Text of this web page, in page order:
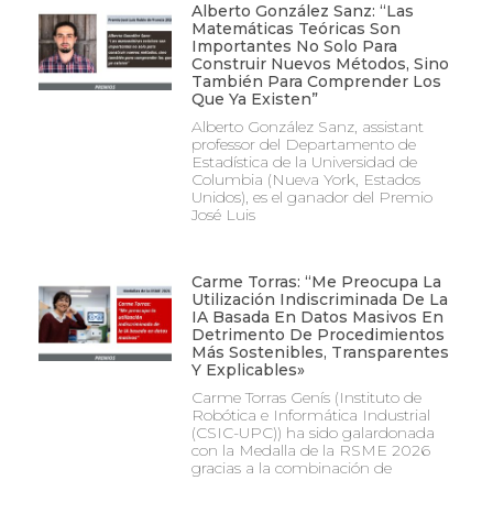
Alberto González Sanz: “Las
Matemáticas Teóricas Son
Importantes No Solo Para
Construir Nuevos Métodos, Sino
También Para Comprender Los
Que Ya Existen”
Alberto González Sanz, assistant
professor del Departamento de
Estadística de la Universidad de
Columbia (Nueva York, Estados
Unidos), es el ganador del Premio
José Luis
Carme Torras: “Me Preocupa La
Utilización Indiscriminada De La
IA Basada En Datos Masivos En
Detrimento De Procedimientos
Más Sostenibles, Transparentes
Y Explicables»
Carme Torras Genís (Instituto de
Robótica e Informática Industrial
(CSIC-UPC)) ha sido galardonada
con la Medalla de la RSME 2026
gracias a la combinación de